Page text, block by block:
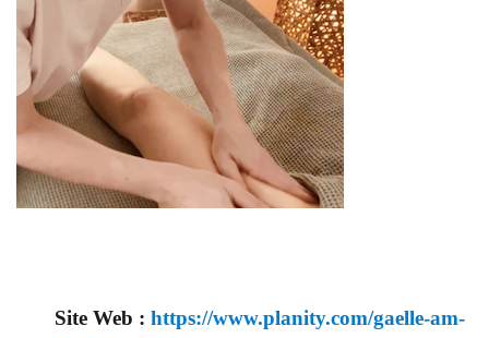
Site Web : https://www.planity.com/gaelle-am-